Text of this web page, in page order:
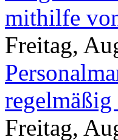
mithilfe
Freitag,
regelmäßig
Freitag,